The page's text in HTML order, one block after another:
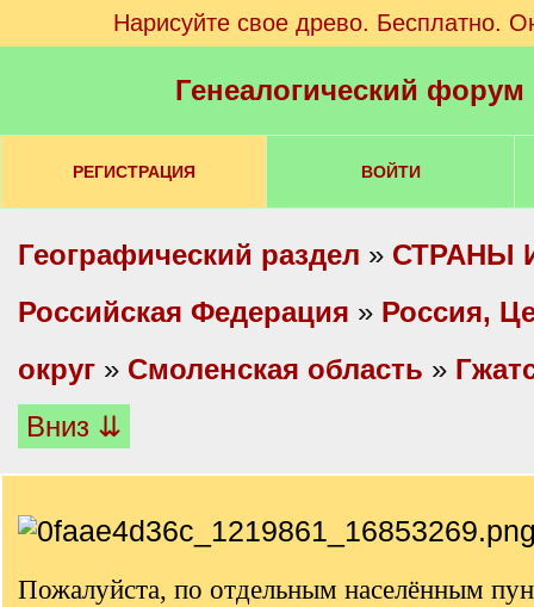
Нарисуйте свое древо. Бесплатно.
Генеалогический
РЕГИСТРАЦИЯ ВОЙТИ
Географический раздел » СТРАНЫ
Российская Федерация » Россия,
округ » Смоленская область »
Вниз ⇊
Пожалуйста, по отдельным населённым